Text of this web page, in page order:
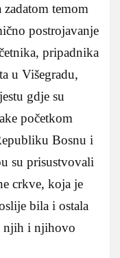
temom
postrojavanje
pripadnika
u Višegradu,
gdje su
početkom
Bosnu i
su prisustvovali
crkve, koja je
bila i ostala
njih i njihovo